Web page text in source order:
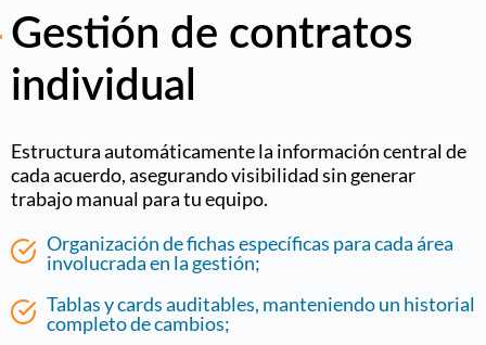
Gestión de contratos
individual
Estructura automáticamente la información central de
cada acuerdo, asegurando visibilidad sin generar
trabajo manual para tu equipo.
Organización de fichas específicas para cada área
involucrada en la gestión;
Tablas y cards auditables, manteniendo un historial
completo de cambios;